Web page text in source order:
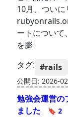
10月、ついに
ートについて
を膨
タグ: #rails
公開日: 2026-
勉強会運営の
ました
🔖 2